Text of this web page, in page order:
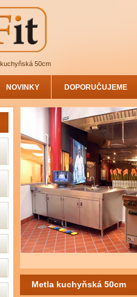
50cm
NOVINKY DOPORUČUJEME
Metla kuchyňská 50cm